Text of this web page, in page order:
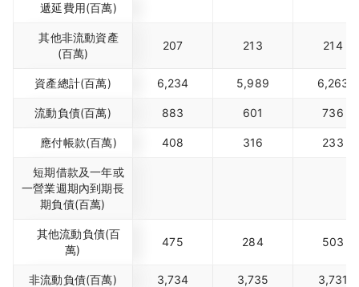
遞延費用(百萬)
其他非流動資產
(百萬)
207 213 214
資產總計(百萬) 6,234 5,989 6,263
流動負債(百萬) 883 601 736
應付帳款(百萬) 408 316 233
短期借款及一年或
一營業週期內到期長
期負債(百萬)
其他流動負債(百
萬)
475 284 503
非流動負債(百萬) 3,734 3,735 3,731